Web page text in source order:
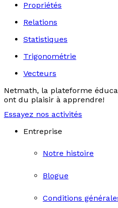
Propriétés
Relations
Statistiques
Trigonométrie
Vecteurs
Netmath, la plateforme
ont du plaisir à apprendre!
Essayez nos activités
Entreprise
Notre histoire
Blogue
Conditions